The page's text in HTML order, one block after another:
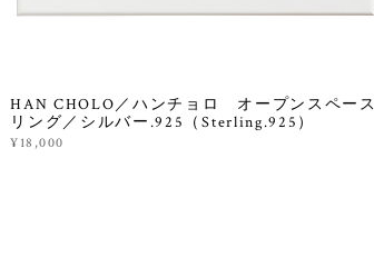
HAN CHOLO／ハンチョロ オープンスペース
リング／シルバー.925（Sterling.925）
¥18,000